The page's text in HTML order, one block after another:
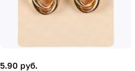
5.90 руб.